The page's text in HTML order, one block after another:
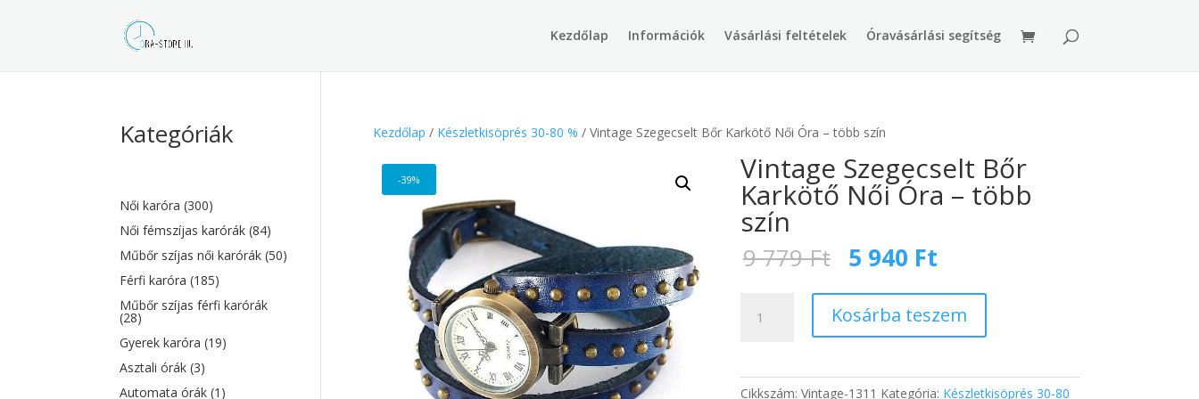
Kezdőlap Információk Vásárlási feltételek Óravásárlási segítség
search
Kezdőlap / Készletkisöprés 30-80 % / Vintage Szegecselt Bőr Karkötő Női Óra – több szín
-39% Vintage Szegecselt Bőr
Karkötő Női Óra – több
szín
9 779Ft Original
price
was:
9
779 Ft.
5 940 Ft
is:
5
940 Ft.
Szegecselt
Női
Kosárba teszem
Cikkszám: Vintage-1311 Kategória: Készletkisöprés 30-80
Kategóriák
Női karóra(300)
Női fémszíjas karórák(84)
Műbőr szíjas női karórák(50)
Férfi karóra(185)
Műbőr szíjas férfi karórák
(28)
Gyerek karóra(19)
Asztali órák(3)
Automata órák(1)